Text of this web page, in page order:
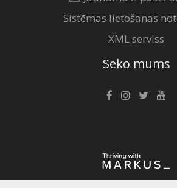
Sistēmas lietošanas
XML serviss
Seko mums